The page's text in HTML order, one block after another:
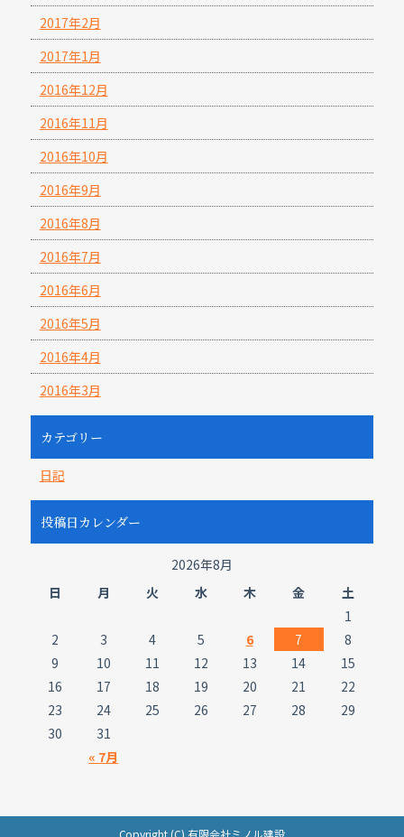
2017年2月
2017年1月
2016年12月
2016年11月
2016年10月
2016年9月
2016年8月
2016年7月
2016年6月
2016年5月
2016年4月
2016年3月
カテゴリー
日記
投稿日カレンダー
2026年8月
日
月 火 水 木 金 土
« 7月
1
2
3 4 5 6 7
8
9
10 11 12 13 14
15
16
17 18 19 20 21
22
23
24 25 26 27 28
29
30
31
Copyright (C) 有限会社ミノル建設